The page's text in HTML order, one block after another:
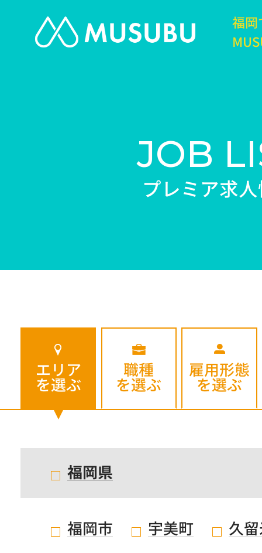
福岡
JOB
プレミア求
エリア
を選ぶ
職種
を選ぶ
雇用形態
を選ぶ
福岡県
福岡市 宇美町
久